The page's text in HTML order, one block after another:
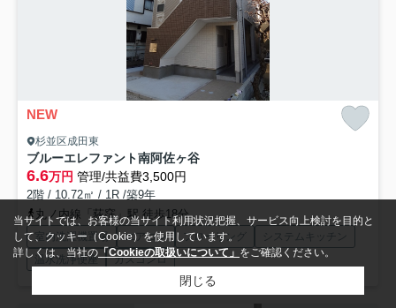
NEW
杉並区成田東
ブルーエレファント南阿佐ヶ谷
6.6万円 管理/共益費3,500円
2階 / 10.72㎡ / 1R /築9年
丸ノ内線「荻窪」駅 徒歩18分
室内洗濯機置場 エアコン フローリング
システムキッチン
温水洗浄便座
ガスコンロ
当サイトでは、お客様の当サイト利用状況把握、サービス向上検討を目的と
して、クッキー（Cookie）を使用しています。
詳しくは、当社の「Cookieの取扱いについて」 をご確認ください。
閉じる